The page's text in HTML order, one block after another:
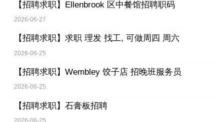
【招聘求职】 Ellenbrook 区中餐馆招聘职码
2026-06-27
【招聘求职】 求职 理发 找工, 可做周四 周六
2026-06-25
【招聘求职】 Wembley 饺子店 招晚班服务员
2026-06-25
【招聘求职】 石膏板招聘
2026-06-25